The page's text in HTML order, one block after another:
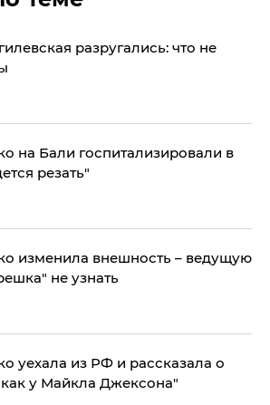
разругались: что не
на Бали госпитализировали в
резать"
изменила внешность – ведущую
не узнать
уехала из РФ и рассказала о
у Майкла Джексона"